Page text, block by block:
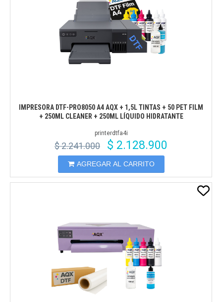
IMPRESORA DTF-PRO8050 A4 AQX + 1,5L TINTAS + 50 PET FILM
+ 250ML CLEANER + 250ML LÍQUIDO HIDRATANTE
printerdtfa4i
$ 2.241.000 $ 2.128.900
AGREGAR AL CARRITO